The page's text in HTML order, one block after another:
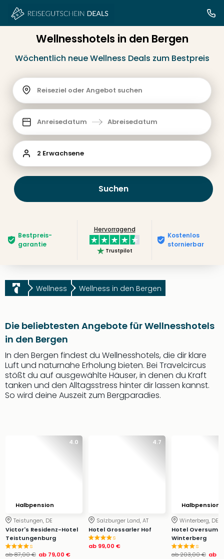
Wellnesshotels in den Bergen
Wöchentlich neue Wellness Deals zum Bestpreis
Reiseziel oder Angebot suchen
Anreisedatum Abreisedatum
2 Erwachsene
Suchen
Bestpreis­
garantie
Hervorragend
Trustpilot
Kostenlos
stornierbar
Wellness Wellness in den Bergen
Die beliebtesten Angebote für Wellnesshotels
in den Bergen
In den Bergen findest du Wellnesshotels, die dir klare
Luft und naturnahe Erholung bieten. Bei Travelcircus
stößt du auf ausgewählte Häuser, in denen du Kraft
tanken und den Alltagsstress hinter dir lassen kannst.
So wird deine Auszeit zum Bergparadies.
4.0
Halbpension
Teistungen, DE
Victor's Residenz-Hotel
Teistungenburg
s
ab87,00 € ab 79,00 €
4.7
Salzburger Land, AT
Hotel Grossarler Hof
s
ab 99,00 €
Halbpension
Winterberg, DE
Hotel Oversum
Winterberg
s
ab203,00 € ab